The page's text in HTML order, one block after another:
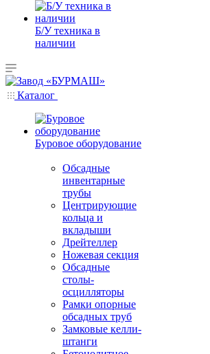
Б/У техника в
наличии
Каталог
Буровое оборудование
Обсадные
инвентарные
трубы
Центрирующие
кольца и
вкладыши
Дрейтеллер
Ножевая секция
Обсадные
столы-
осцилляторы
Рамки опорные
обсадных труб
Замковые келли-
штанги